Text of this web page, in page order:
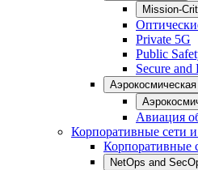
Mission-
Private 5G
Public
Secure
Авиация
Корпоративные сети
Корпоративные
NetOps and